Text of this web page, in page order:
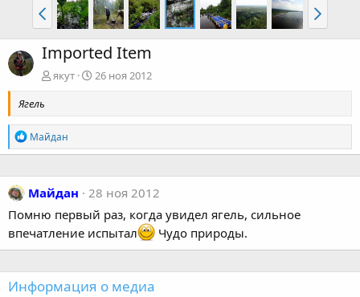
Imported Item
якут
26 ноя 2012
Ягель
Р
е
к
ц
и
и
Майдан
Майдан
28 ноя 2012
Помню первый раз, когда увидел ягель, сильное
впечатление испытал
Чудо природы.
Информация о медиа